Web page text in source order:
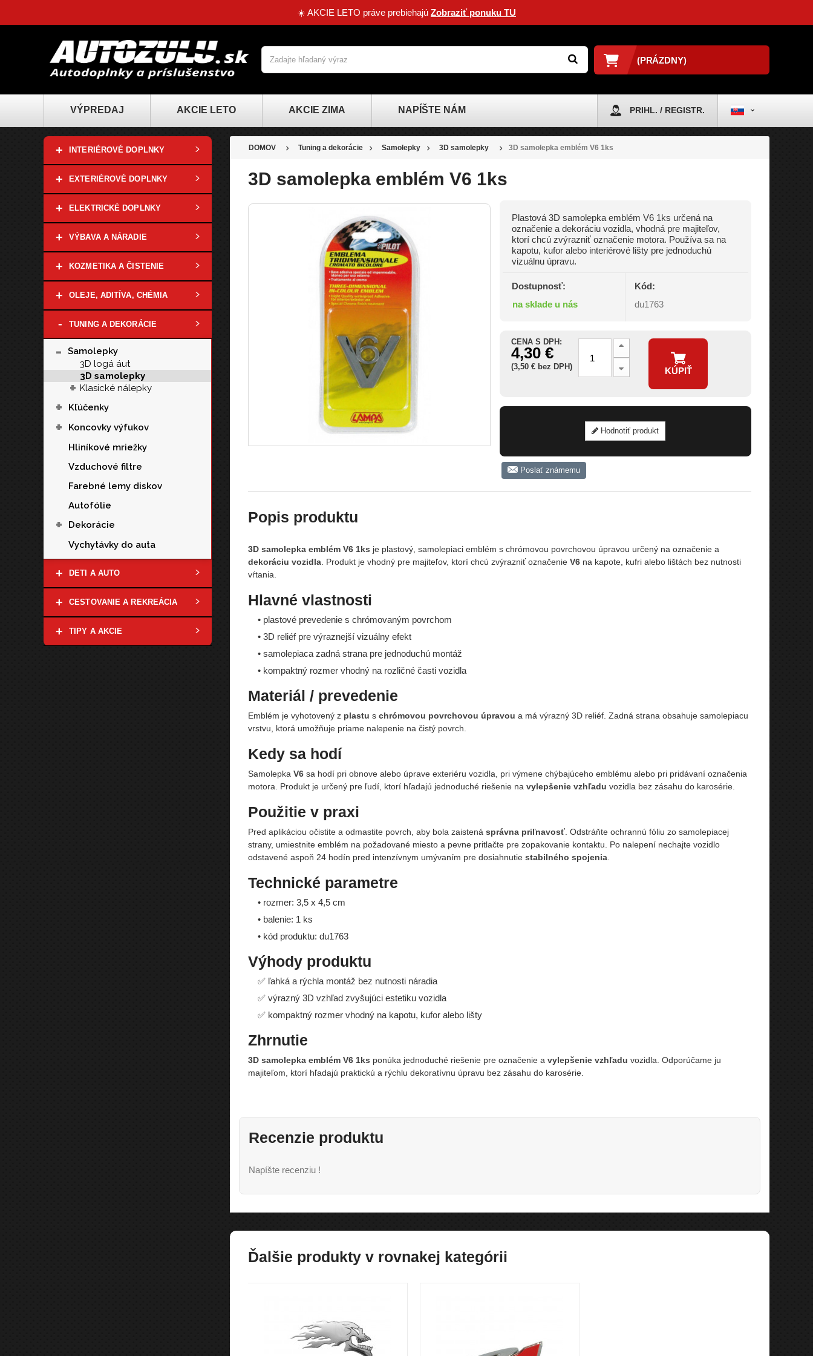
☀️ AKCIE LETO práve prebiehajú Zobraziť ponuku TU
(PRÁZDNY)
VÝPREDAJ AKCIE LETO AKCIE ZIMA NAPÍŠTE NÁM PRIHL. / REGISTR.
+ INTERIÉROVÉ DOPLNKY
+ EXTERIÉROVÉ DOPLNKY
+ ELEKTRICKÉ DOPLNKY
+ VÝBAVA A NÁRADIE
+ KOZMETIKA A ČISTENIE
+ OLEJE, ADITÍVA, CHÉMIA
- TUNING A DEKORÁCIE
-
Samolepky
3D logá áut
3D samolepky
+ Klasické nálepky
+ Kľúčenky
+
Koncovky výfukov
Hliníkové mriežky
Vzduchové filtre
Farebné lemy diskov
Autofólie
+
Dekorácie
Vychytávky do auta
+ DETI A AUTO
+ CESTOVANIE A REKREÁCIA
+ TIPY A AKCIE
DOMOV Tuning a dekorácie Samolepky 3D samolepky 3D samolepka emblém V6 1ks
3D samolepka emblém V6 1ks
Plastová 3D samolepka emblém V6 1ks určená na
označenie a dekoráciu vozidla, vhodná pre majiteľov,
ktorí chcú zvýrazniť označenie motora. Používa sa na
kapotu, kufor alebo interiérové lišty pre jednoduchú
vizuálnu úpravu.
Dostupnosť:
na sklade u nás
Kód:
du1763
CENA S DPH:
4,30 €
(3,50 € bez DPH) KÚPIŤ
Hodnotiť produkt
Poslať známemu
Popis produktu
3D samolepka emblém V6 1ks je plastový, samolepiaci emblém s chrómovou povrchovou úpravou určený na označenie a
dekoráciu vozidla. Produkt je vhodný pre majiteľov, ktorí chcú zvýrazniť označenie V6na kapote, kufri alebo lištách bez nutnosti
vŕtania.
Hlavné vlastnosti
• plastové prevedenie s chrómovaným povrchom
• 3D reliéf pre výraznejší vizuálny efekt
• samolepiaca zadná strana pre jednoduchú montáž
• kompaktný rozmer vhodný na rozličné časti vozidla
Materiál / prevedenie
Emblém je vyhotovený z plastu s chrómovou povrchovou úpravou a má výrazný 3D reliéf. Zadná strana obsahuje samolepiacu
vrstvu, ktorá umožňuje priame nalepenie na čistý povrch.
Kedy sa hodí
Samolepka V6sa hodí pri obnove alebo úprave exteriéru vozidla, pri výmene chýbajúceho emblému alebo pri pridávaní označenia
motora. Produkt je určený pre ľudí, ktorí hľadajú jednoduché riešenie na vylepšenie vzhľadu vozidla bez zásahu do karosérie.
Použitie v praxi
Pred aplikáciou očistite a odmastite povrch, aby bola zaistená správna priľnavosť. Odstráňte ochrannú fóliu zo samolepiacej
strany, umiestnite emblém na požadované miesto a pevne pritlačte pre zopakovanie kontaktu. Po nalepení nechajte vozidlo
odstavené aspoň 24 hodín pred intenzívnym umývaním pre dosiahnutie stabilného spojenia.
Technické parametre
• rozmer: 3,5 x 4,5 cm
• balenie: 1 ks
• kód produktu: du1763
Výhody produktu
✅ ľahká a rýchla montáž bez nutnosti náradia
✅ výrazný 3D vzhľad zvyšujúci estetiku vozidla
✅ kompaktný rozmer vhodný na kapotu, kufor alebo lišty
Zhrnutie
3D samolepka emblém V6 1ks ponúka jednoduché riešenie pre označenie a vylepšenie vzhľadu vozidla. Odporúčame ju
majiteľom, ktorí hľadajú praktickú a rýchlu dekoratívnu úpravu bez zásahu do karosérie.
Recenzie produktu
Napíšte recenziu !
Ďalšie produkty v rovnakej kategórii